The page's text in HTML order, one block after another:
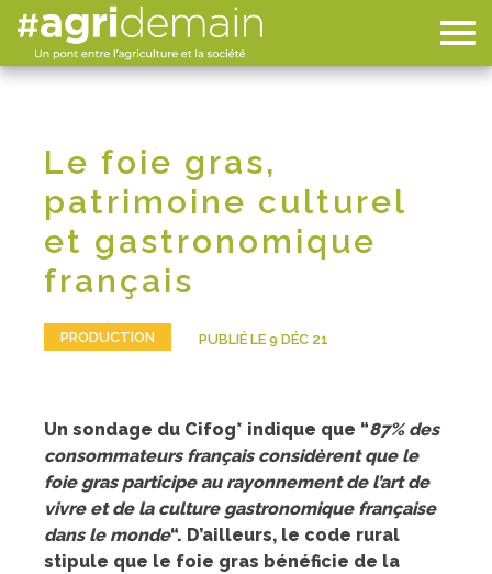
Le foie gras,
patrimoine culturel
et gastronomique
français
PRODUCTION PUBLIÉ LE 9 DÉC 21
Un sondage du Cifog* indique que “87% des
consommateurs français considèrent que le
foie gras participe au rayonnement de l’art de
vivre et de la culture gastronomique française
dans le monde“. D’ailleurs, le code rural
stipule que le foie gras bénéficie de la